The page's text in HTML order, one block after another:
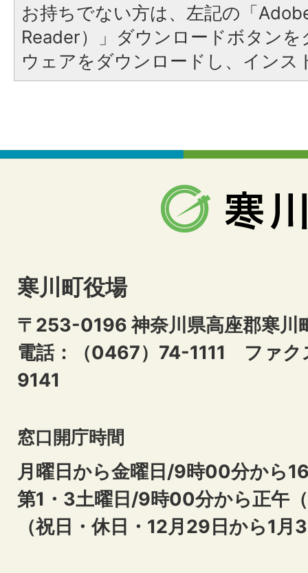
お持ちでない方は、左記の「
Reader）」ダウンロードボタン
ウェアをダウンロードし、インス
寒川町役場
〒253-0196 神奈川県高座郡寒川
電話：（0467）74-1111 ファ
9141
窓口開庁時間
月曜日から金曜日/9時00分から
第1・3土曜日/9時00分から正午
（祝日・休日・12月29日から1月